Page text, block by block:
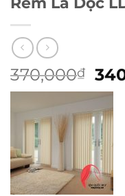
370,000₫
Giá
gốc
là: